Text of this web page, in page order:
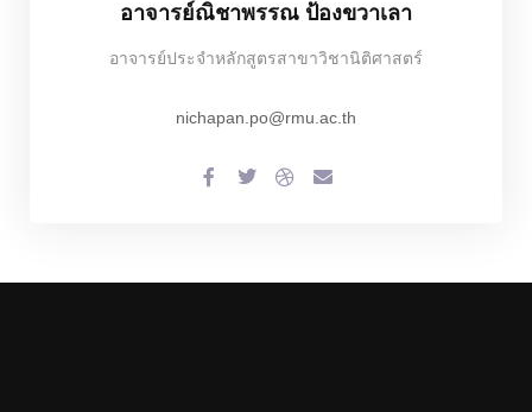
อาจารย์ณิชาพรรณ ป้องขวาเลา
อาจารย์ประจำหลักสูตรสาขาวิชานิติศาสตร์
nichapan.po@rmu.ac.th